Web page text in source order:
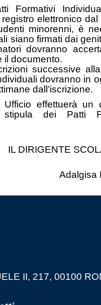
Formativi
elettronico
minorenni, è
siano firmati dai
dovranno
il documento.
successive
dovranno in
dall’iscrizione.
effettuerà un
stipula dei Patti
DIRIGENTE
Adalgisa
II, 217, 00100